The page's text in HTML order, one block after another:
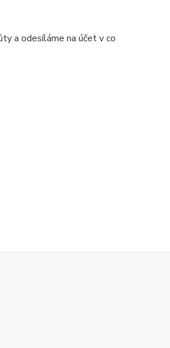
a odesíláme na účet v co